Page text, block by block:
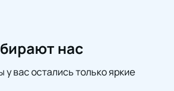
Дом музыки расположен на
набережной, дом 52, строение 8.
культурные события и
нас
вас остались только яркие